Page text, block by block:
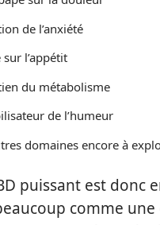
de l’anxiété
sur l’appétit
du métabolisme
de l’humeur
domaines encore à
puissant est donc
comme